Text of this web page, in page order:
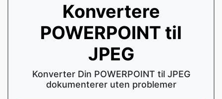
Konvertere
POWERPOINT til
JPEG
Konverter Din POWERPOINT til JPEG
dokumenterer uten problemer